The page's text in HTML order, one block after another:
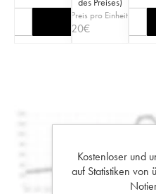
Preis pro Einheit
20€
Kostenloser und
auf Statistiken